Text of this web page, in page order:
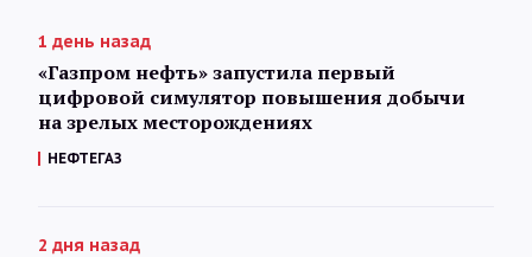
1 день назад
«Газпром нефть» запустила первый
цифровой симулятор повышения добычи
на зрелых месторождениях
НЕФТЕГАЗ
2 дня назад